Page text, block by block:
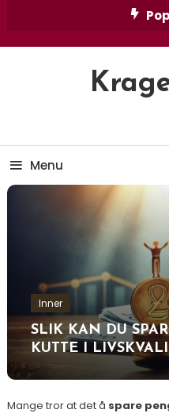
Menu
Inner
SLIK KAN DU
KUTTE I
Mange tror at det å spare